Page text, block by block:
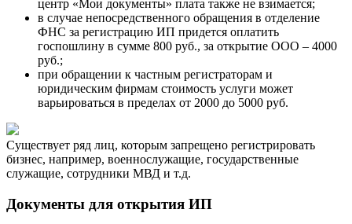
центр «Мои документы» плата также не взимается;
в случае непосредственного обращения в отделение
ФНС за регистрацию ИП придется оплатить
госпошлину в сумме 800 руб., за открытие ООО – 4000
руб.;
при обращении к частным регистраторам и
юридическим фирмам стоимость услуги может
варьироваться в пределах от 2000 до 5000 руб.
Существует ряд лиц, которым запрещено регистрировать
бизнес, например, военнослужащие, государственные
служащие, сотрудники МВД и т.д.
Документы для открытия ИП